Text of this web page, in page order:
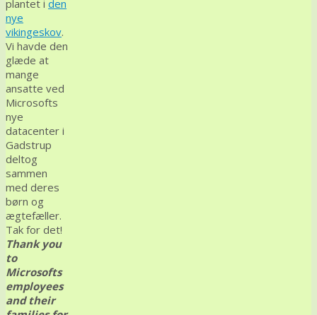
plantet i den
nye
vikingeskov.
Vi havde den
glæde at
mange
ansatte ved
Microsofts
nye
datacenter i
Gadstrup
deltog
sammen
med deres
børn og
ægtefæller.
Tak for det!
Thank you
to
Microsofts
employees
and their